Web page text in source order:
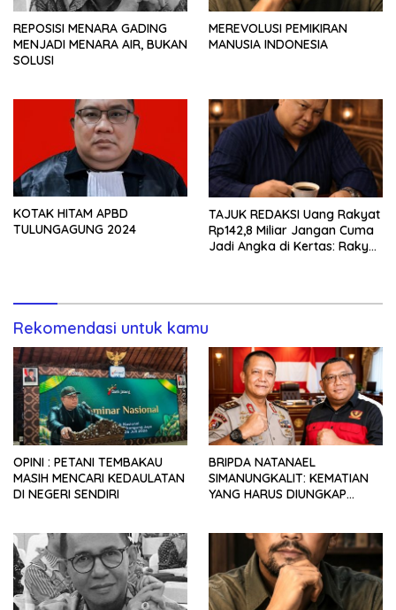
REPOSISI MENARA GADING
MENJADI MENARA AIR, BUKAN
SOLUSI
MEREVOLUSI PEMIKIRAN
MANUSIA INDONESIA
KOTAK HITAM APBD
TULUNGAGUNG 2024
TAJUK REDAKSI Uang Rakyat
Rp142,8 Miliar Jangan Cuma
Jadi Angka di Kertas: Rakyat
Jawab?
Rekomendasi untuk kamu
OPINI : PETANI TEMBAKAU
MASIH MENCARI KEDAULATAN
DI NEGERI SENDIRI
BRIPDA NATANAEL
SIMANUNGKALIT: KEMATIAN
YANG HARUS DIUNGKAP